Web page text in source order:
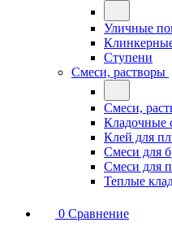
Уличные
Ступени
Смеси, растворы
Смеси,
Кладочные
Клей для
Смеси для
Смеси для
Теплые
0 Сравнение